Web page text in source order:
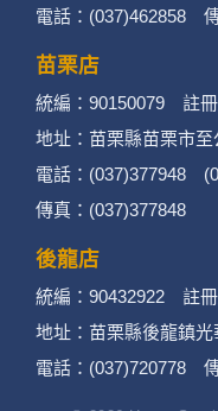
辨識個人者
號、社群．
號及其他任
辨識財務
信用卡有
政府資料中
電話：(037)462858
苗栗店
統編：90150079 註
地址：苗栗縣苗栗市至
電話：(037)377948
傳真：(037)377848
後龍店
統編：90432922 註
地址：苗栗縣後龍鎮光
電話：(037)720778